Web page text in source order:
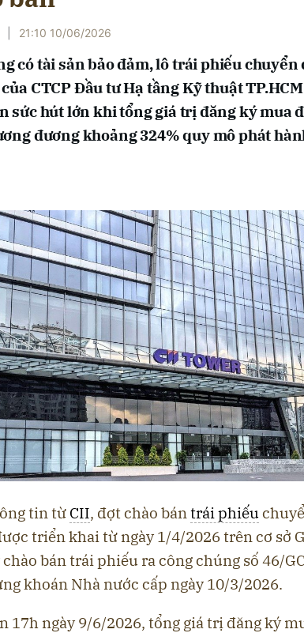
21:10 10/06/2026
có tài sản bảo đảm, lô trái phiếu chuyển
CTCP Đầu tư Hạ tầng Kỹ thuật
sức hút lớn khi tổng giá trị đăng ký mua
đương khoảng 324% quy mô phát
tin từ CII, đợt chào bán trái phiếu
triển khai từ ngày 1/4/2026 trên cơ sở
bán trái phiếu ra công chúng số 46/
khoán Nhà nước cấp ngày 10/3/2026.
17h ngày 9/6/2026, tổng giá trị đăng ký